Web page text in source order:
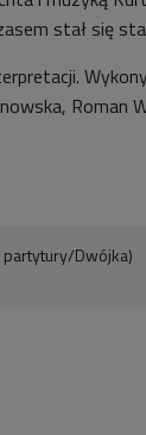
stał się
Roman
partytury/Dwójka)